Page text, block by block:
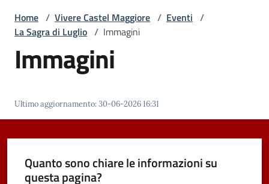
D'ARGENTO
AL MERITO
Amministrazione
Novità
Servizi
Home / Vivere Castel Maggiore / Eventi /
La Sagra di Luglio / Immagini
Immagini
Ultimo aggiornamento:30-06-2026 16:31
Quanto sono chiare le informazioni su
questa pagina?